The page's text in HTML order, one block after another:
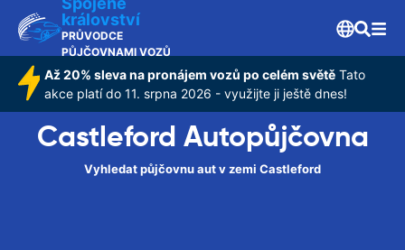
království
PRŮVODCE
PŮJČOVNAMI VOZŮ
Až 20% sleva na pronájem vozů po celém světě Tato
akce platí do 11. srpna 2026 - využijte ji ještě dnes!
Castleford Autopůjčovna
Vyhledat půjčovnu aut v zemi Castleford